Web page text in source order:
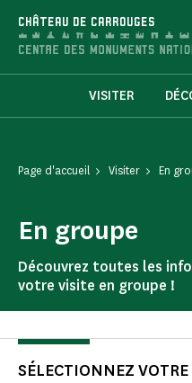
CHÂTEAU DE CARROUGES
VISITER
Page d'accueil Visiter En
En groupe
Découvrez toutes les
votre visite en groupe !
SÉLECTIONNEZ